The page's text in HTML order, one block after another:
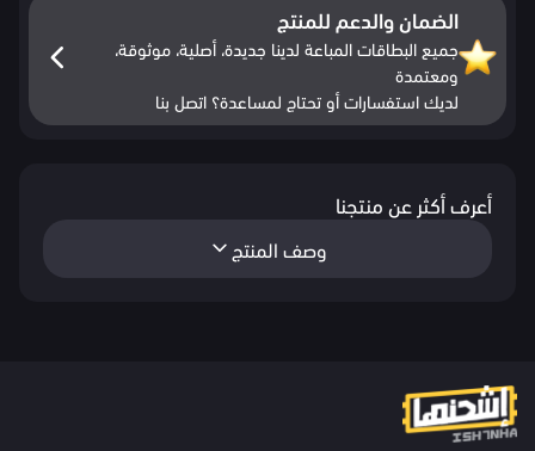
الضمان والدعم للمنتج
جميع البطاقات المباعة لدينا جديدة، أصلية، موثوقة،
ومعتمدة
لديك استفسارات أو تحتاج لمساعدة؟ اتصل بنا
أعرف أكثر عن منتجنا
وصف المنتج